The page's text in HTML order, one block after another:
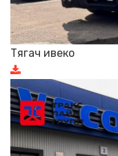
Тягач ивеко